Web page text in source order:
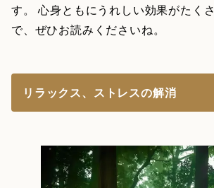
す。 心身ともにうれしい効果がたく
で、ぜひお読みくださいね。
リラックス、ストレスの解消